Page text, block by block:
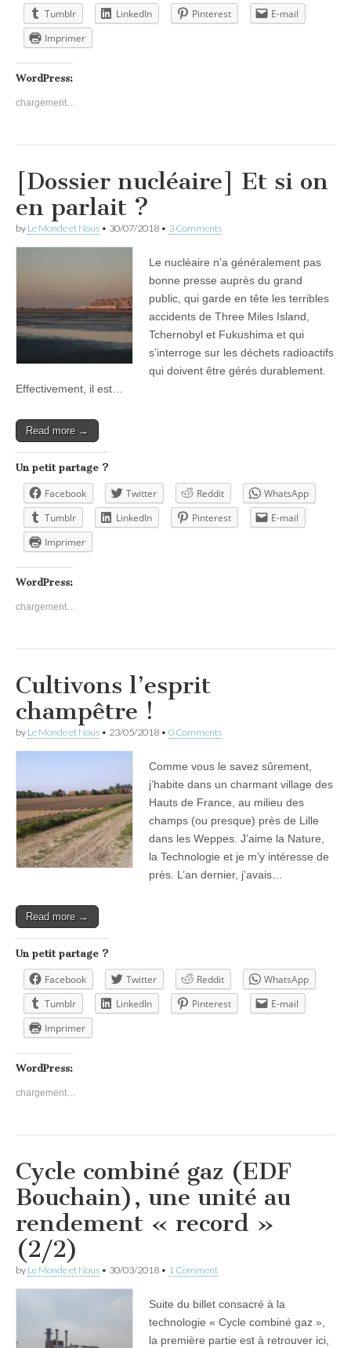
Tumblr
LinkedIn Pinterest
E-mail
Imprimer
WordPress:
chargement…
[Dossier nucléaire] Et si on
en parlait ?
by Le Monde et Nous • 30/07/2018 • 3 Comments
Le nucléaire n’a généralement pas
bonne presse auprès du grand
public, qui garde en tête les terribles
accidents de Three Miles Island,
Tchernobyl et Fukushima et qui
s’interroge sur les déchets radioactifs
qui doivent être gérés durablement.
Effectivement, il est…
Read more →
Un petit partage ?
Facebook Twitter Reddit
WhatsApp
Tumblr
LinkedIn Pinterest
E-mail
Imprimer
WordPress:
chargement…
Cultivons l’esprit
champêtre !
by Le Monde et Nous • 23/05/2018 • 0 Comments
Comme vous le savez sûrement,
j’habite dans un charmant village des
Hauts de France, au milieu des
champs (ou presque) près de Lille
dans les Weppes. J’aime la Nature,
la Technologie et je m’y intéresse de
près. L’an dernier, j’avais…
Read more →
Un petit partage ?
Facebook Twitter Reddit
WhatsApp
Tumblr
LinkedIn Pinterest
E-mail
Imprimer
WordPress:
chargement…
Cycle combiné gaz (EDF
Bouchain), une unité au
rendement « record »
(2/2)
by Le Monde et Nous • 30/03/2018 • 1 Comment
Suite du billet consacré à la
technologie « Cycle combiné gaz »,
la première partie est à retrouver ici,